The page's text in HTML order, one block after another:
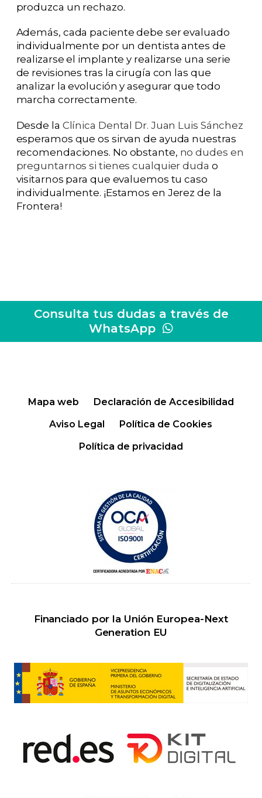
produzca un rechazo.
Además, cada paciente debe ser evaluado
individualmente por un dentista antes de
realizarse el implante y realizarse una serie
de revisiones tras la cirugía con las que
analizar la evolución y asegurar que todo
marcha correctamente.
Desde la Clínica Dental Dr. Juan Luis Sánchez
esperamos que os sirvan de ayuda nuestras
recomendaciones. No obstante, no dudes en
preguntarnos si tienes cualquier duda o
visitarnos para que evaluemos tu caso
individualmente. ¡Estamos en Jerez de la
Frontera!
Consulta tus dudas a través de
WhatsApp
Mapa web
Declaración de Accesibilidad
Aviso Legal
Política de Cookies
Política de privacidad
Financiado por la Unión Europea-Next
Generation EU